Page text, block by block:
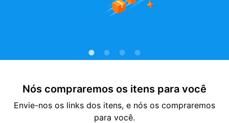
Nós compraremos os itens para você
Envie-nos os links dos itens, e nós os compraremos
para você.